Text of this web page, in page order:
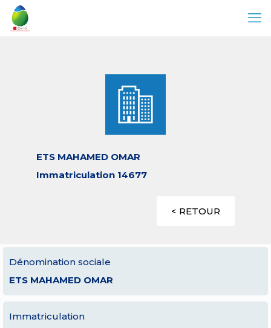
ETS MAHAMED OMAR
Immatriculation 14677
< RETOUR
Dénomination sociale
ETS MAHAMED OMAR
Immatriculation